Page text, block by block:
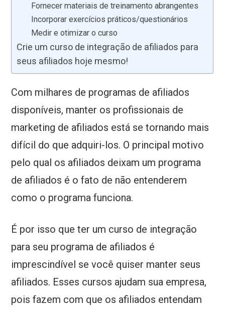
Fornecer materiais de treinamento abrangentes
Incorporar exercícios práticos/questionários
Medir e otimizar o curso
Crie um curso de integração de afiliados para
seus afiliados hoje mesmo!
Com milhares de programas de afiliados
disponíveis, manter os profissionais de
marketing de afiliados está se tornando mais
difícil do que adquiri-los. O principal motivo
pelo qual os afiliados deixam um programa
de afiliados é o fato de não entenderem
como o programa funciona.
É por isso que ter um curso de integração
para seu programa de afiliados é
imprescindível se você quiser manter seus
afiliados. Esses cursos ajudam sua empresa,
pois fazem com que os afiliados entendam